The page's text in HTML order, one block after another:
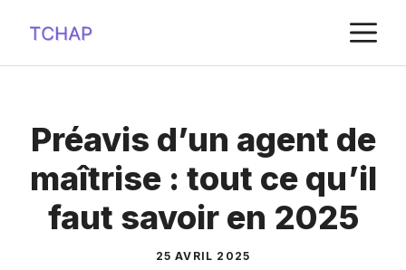
contenu
Préavis d’un agent de
maîtrise : tout ce qu’il
faut savoir en 2025
25 AVRIL 2025